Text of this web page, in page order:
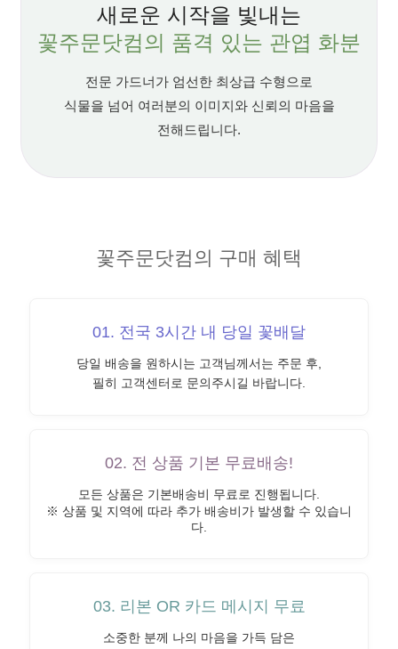
새로운 시작을 빛내는
꽃주문닷컴의 품격 있는 관엽 화분
전문 가드너가 엄선한 최상급 수형으로
식물을 넘어 여러분의 이미지와 신뢰의 마음을
전해드립니다.
꽃주문닷컴의 구매 혜택
01. 전국 3시간 내 당일 꽃배달
당일 배송을 원하시는 고객님께서는 주문 후,
필히 고객센터로 문의주시길 바랍니다.
02. 전 상품 기본 무료배송!
모든 상품은 기본배송비 무료로 진행됩니다.
※ 상품 및 지역에 따라 추가 배송비가 발생할 수 있습니
다.
03. 리본 OR 카드 메시지 무료
소중한 분께 나의 마음을 가득 담은